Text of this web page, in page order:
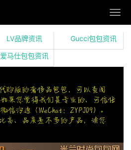
LV品牌资讯 Gucci包包资讯
爱马仕包包资讯